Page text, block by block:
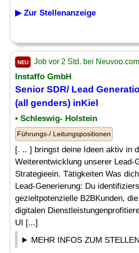
▶ Zur Stellenanzeige
NEU Job vor 2 Std. bei
Instaffo GmbH
Senior SDR/ Lead
(all genders) inKiel
• Schleswig- Holstein
Führungs-/ Leitungspositionen
[. .. ] bringst deine Ideen aktiv in
Weiterentwicklung unserer Lead-
Strategieein. Tätigkeiten Was
Lead-Generierung: Du
gezieltpotenzielle B2BKunden,
digitalen
UI [...]
MEHR INFOS ZUM